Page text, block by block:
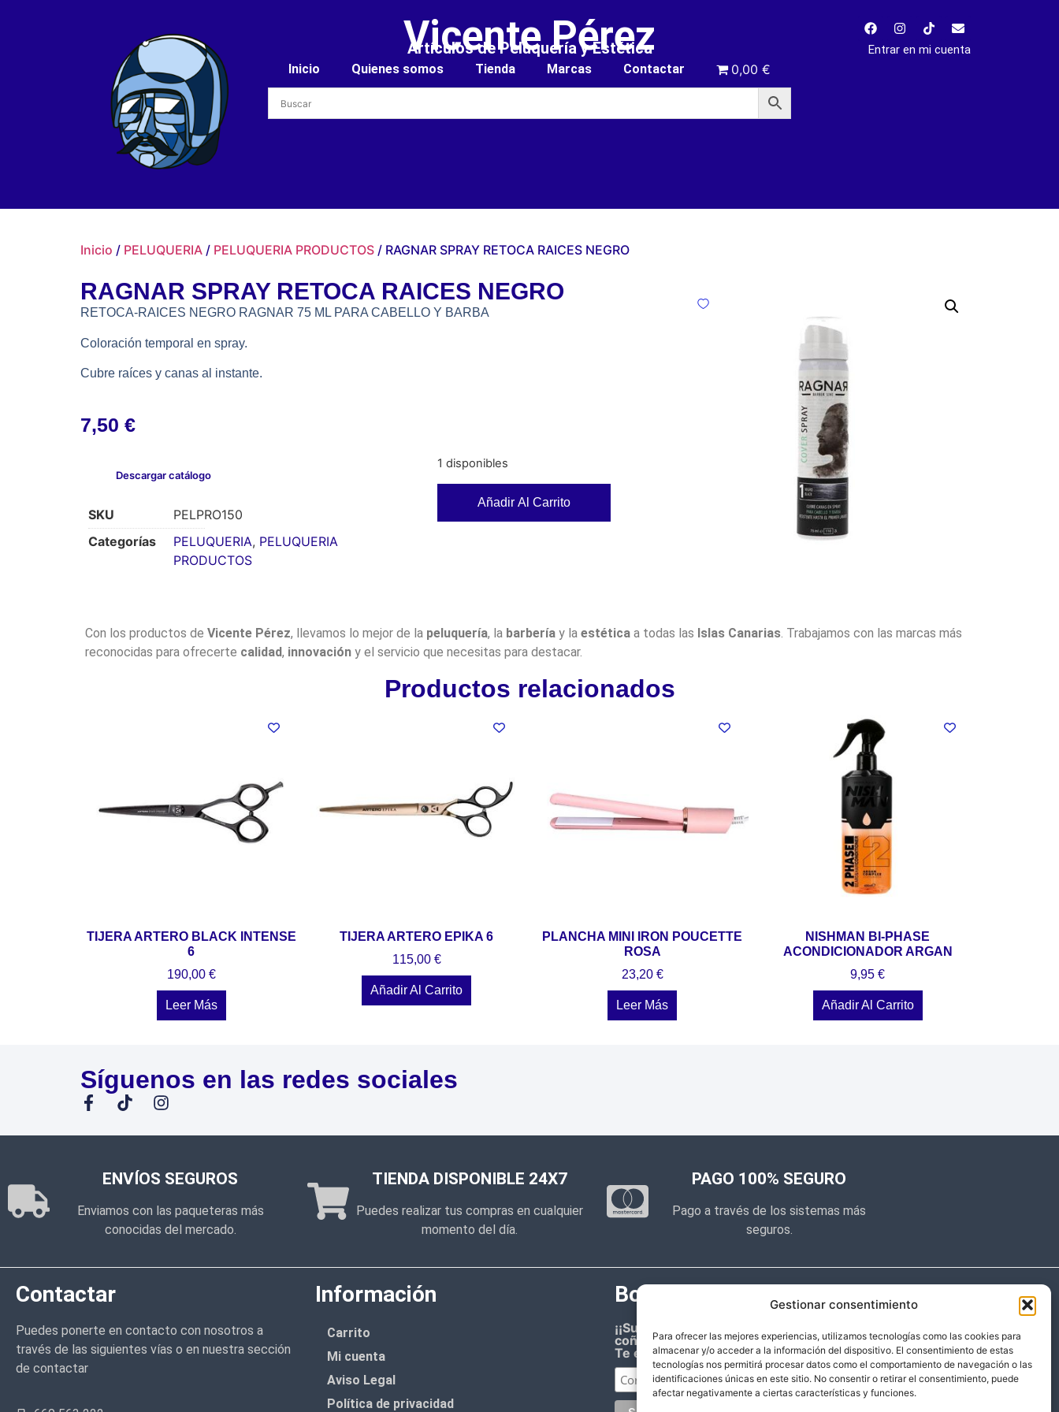
Gestionar consentimiento
Para ofrecer las mejores experiencias, utilizamos tecnologías como las cookies para
almacenar y/o acceder a la información del dispositivo. El consentimiento de estas
tecnologías nos permitirá procesar datos como el comportamiento de navegación o las
identificaciones únicas en este sitio. No consentir o retirar el consentimiento, puede
afectar negativamente a ciertas características y funciones.
Vicente Pérez
Artículos de Peluquería y Estética
Inicio Quienes somos Tienda Marcas Contactar 0,00 €
Entrar en mi cuenta
Inicio / PELUQUERIA / PELUQUERIA PRODUCTOS / RAGNAR SPRAY RETOCA RAICES NEGRO
RAGNAR SPRAY RETOCA RAICES NEGRO
RETOCA-RAICES NEGRO RAGNAR 75 ML PARA CABELLO Y BARBA
Coloración temporal en spray.
Cubre raíces y canas al instante.
7,50 €
Descargar catálogo
SKU
PELPRO150
Categorías
PELUQUERIA, PELUQUERIA
PRODUCTOS
1 disponibles
Añadir Al Carrito
Con los productos de Vicente Pérez, llevamos lo mejor de la peluquería, la barberíay la estéticaa todas las Islas Canarias. Trabajamos con las marcas más
reconocidas para ofrecerte calidad, innovacióny el servicio que necesitas para destacar.
Productos relacionados
TIJERA ARTERO BLACK INTENSE
6
190,00 €
Leer Más
TIJERA ARTERO EPIKA 6
115,00 €
Añadir Al Carrito
PLANCHA MINI IRON POUCETTE
ROSA
23,20 €
Leer Más
NISHMAN BI-PHASE
ACONDICIONADOR ARGAN
9,95€
Añadir Al Carrito
Síguenos en las redes sociales
ENVÍOS SEGUROS
Enviamos con las paqueteras más
conocidas del mercado.
TIENDA DISPONIBLE 24X7
Puedes realizar tus compras en cualquier
momento del día.
PAGO 100% SEGURO
Pago a través de los sistemas más
seguros.
Contactar
Puedes ponerte en contacto con nosotros a
través de las siguientes vías o en nuestra sección
de contactar
Información
Carrito
Mi cuenta
Aviso Legal
Política de privacidad
Boletín de noticias
¡¡Suscríbete y prometemos no dar mucho el
coñazo.!!
Te enviaremos sólo cosas importantes.